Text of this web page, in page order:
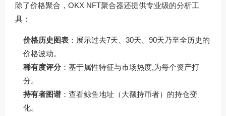
除了价格聚合，OKX NFT聚合器还提供专业级的分析工
具：
价格历史图表 ：展示过去7天、30天、90天乃至全历史的
价格波动。
稀有度评分：基于属性特征与市场热度,为每个资产打
分。
持有者图谱 ：查看鲸鱼地址（大额持币者）的持仓变
化。